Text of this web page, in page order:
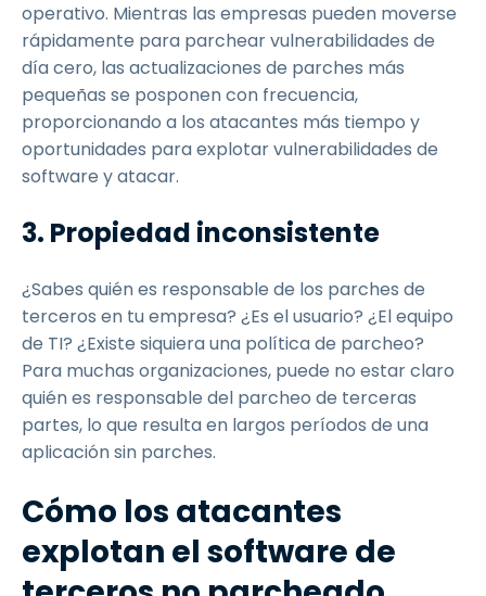
operativo. Mientras las empresas pueden moverse
rápidamente para parchear vulnerabilidades de
día cero, las actualizaciones de parches más
pequeñas se posponen con frecuencia,
proporcionando a los atacantes más tiempo y
oportunidades para explotar vulnerabilidades de
software y atacar.
3. Propiedad inconsistente
¿Sabes quién es responsable de los parches de
terceros en tu empresa? ¿Es el usuario? ¿El equipo
de TI? ¿Existe siquiera una política de parcheo?
Para muchas organizaciones, puede no estar claro
quién es responsable del parcheo de terceras
partes, lo que resulta en largos períodos de una
aplicación sin parches.
Cómo los atacantes
explotan el software de